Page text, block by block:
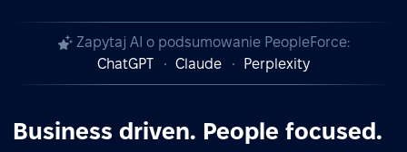
Zapytaj AI o podsumowanie PeopleForce:
ChatGPT
Claude Perplexity
Business driven. People focused.